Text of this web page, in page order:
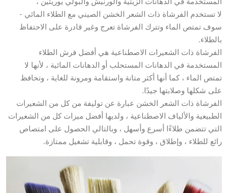
المستخدمة في الدهانات الزيتية والورنيش والبولي يوريثين ،
لا تستخدم الفرشاة ذات الشعر الخشن الصيني مع الطلاء المائي -
سوف تمتص الماء وتترك الفرشاة تعرج وغير قادرة على الاحتفاظ
بالطلاء.
الفرشاة ذات الشعيرات الاصطناعية هي أفضل فرش الطلاء
المستخدمة في الدهانات المستحلب أو الدهانات المائية ، لأنها لا
تمتص الماء ، كما أنها أكثر متانة واستقامة ومرونة للغاية ، وتحافظ
على شكلها وصلابتها جيدًا.
الفرشاة ذات الشعر الخشن عبارة عن توليفة من كل من الشعيرات
الطبيعية والألياف الاصطناعية ، ولديها أفضل ميزات كل من الشعيرات
التي تتضمن طلاءًا أسرع وأسهل ، وبالتالي الحصول على امتصاص
رائع للطلاء ، وإطلاق ، وقوة تحمل ، وقابلية تشغيل ممتازة.